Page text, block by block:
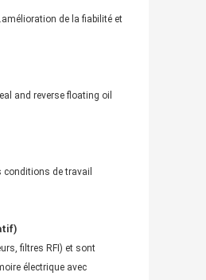
de la fiabilité et
and reverse floating oil
conditions de travail
filtres RFI) et sont
électrique avec